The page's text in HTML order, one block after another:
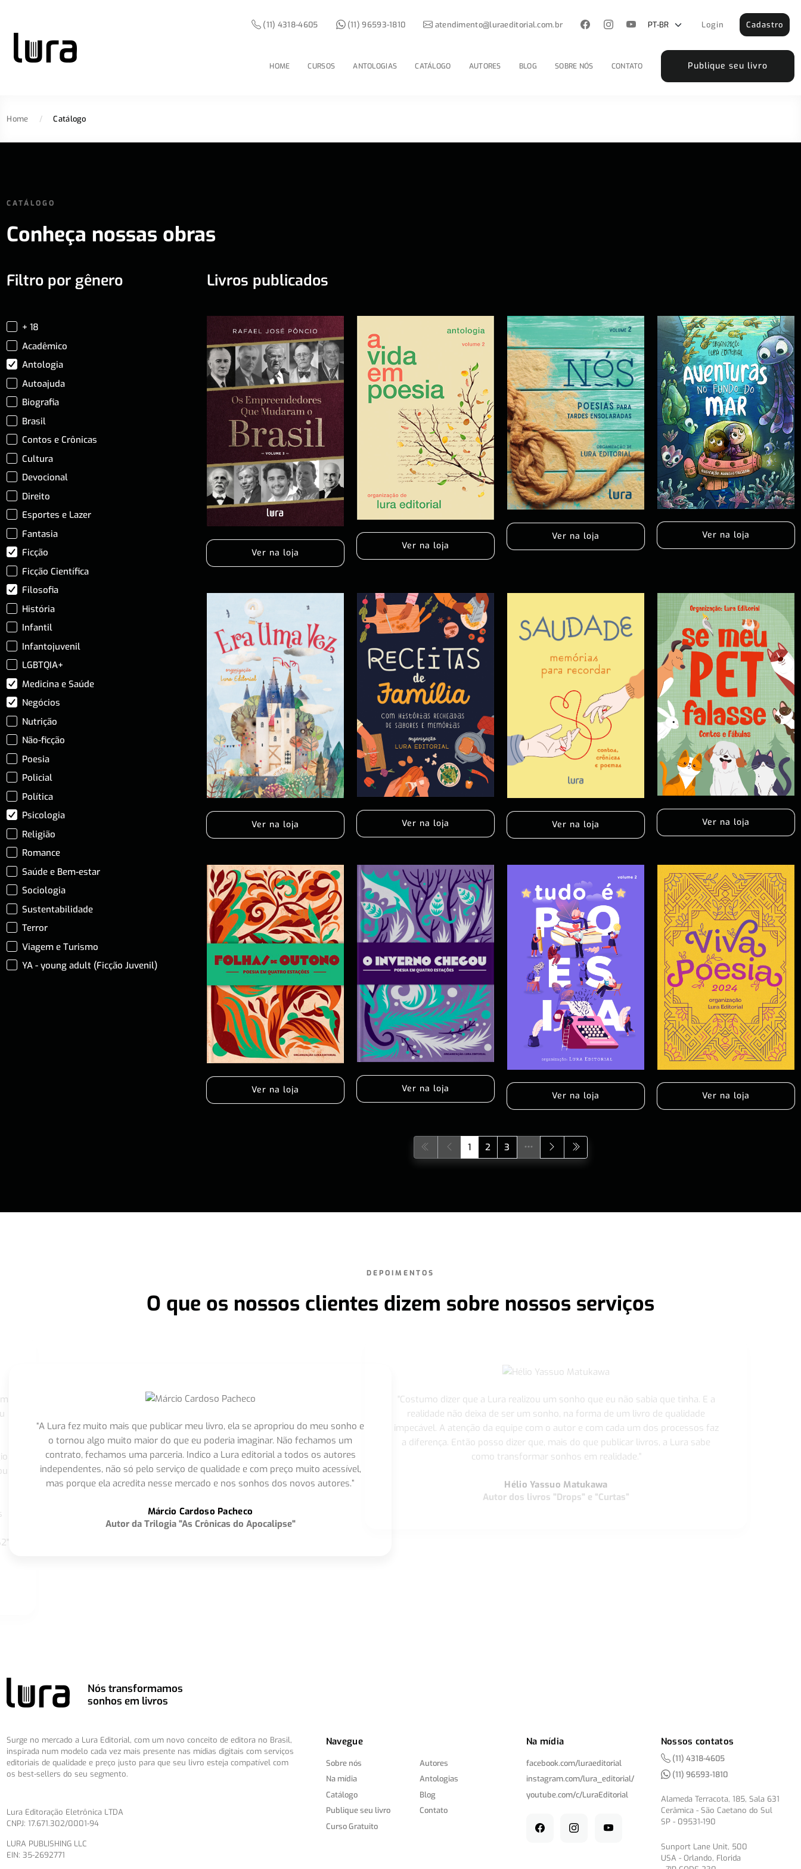
HOME CURSOS ANTOLOGIAS CATÁLOGO AUTORES BLOG SOBRE NÓS CONTATO Publique seu livro
(11) 4318-4605 (11) 96593-1810 atendimento@luraeditorial.com.br Login Cadastro
Home / Catálogo
CATÁLOGO
Conheça nossas obras
Filtro por gênero
+ 18
Acadêmico
Antologia
Autoajuda
Biografia
Brasil
Contos e Crônicas
Cultura
Devocional
Direito
Esportes e Lazer
Fantasia
Ficção
Ficção Científica
Filosofia
História
Infantil
Infantojuvenil
LGBTQIA+
Medicina e Saúde
Negócios
Nutrição
Não-ficção
Poesia
Policial
Política
Psicologia
Religião
Romance
Saúde e Bem-estar
Sociologia
Sustentabilidade
Terror
Viagem e Turismo
YA - young adult (Ficção Juvenil)
Livros publicados
Ver na loja
Ver na loja
Ver na loja Ver na loja
Ver na loja Ver na loja Ver na loja Ver na loja
Ver na loja Ver na loja
Ver na loja Ver na loja
1 2 3
DEPOIMENTOS
O que os nossos clientes dizem sobre nossos serviços
“A Lura fez muito mais que publicar meu livro, ela se apropriou do meu sonho e
o tornou algo muito maior do que eu poderia imaginar. Não fechamos um
contrato, fechamos uma parceria. Indico a Lura editorial a todos os autores
independentes, não só pelo serviço de qualidade e com preço muito acessível,
mas porque ela acredita nesse mercado e nos sonhos dos novos autores.”
Márcio Cardoso Pacheco
Autor da Trilogia "As Crônicas do Apocalipse"
"Costumo dizer que a Lura realizou um sonho que eu não sabia que tinha. E a
realidade não deixa de ser um sonho, na forma de um livro de qualidade
impecável. A atenção da equipe com o autor e com cada um dos processos faz
a diferença. Então posso dizer que, mais do que publicar livros, a Lura sabe
como transformar sonhos em realidade."
Hélio Yassuo Matukawa
Autor dos livros "Drops" e “Curtas”
Nós transformamos
sonhos em livros
Surge no mercado a Lura Editorial, com um novo conceito de editora no Brasil,
inspirada num modelo cada vez mais presente nas mídias digitais com serviços
editoriais de qualidade e preço justo para que seu livro esteja compatível com
os best-sellers do seu segmento.
Lura Editoração Eletrônica LTDA
CNPJ: 17.671.302/0001-94
LURA PUBLISHING LLC
EIN: 35-2692771
Navegue
Sobre nós
Na mídia
Catálogo
Publique seu livro
Curso Gratuito
Autores
Antologias
Blog
Contato
Na mídia
facebook.com/luraeditorial
instagram.com/lura_editorial/
youtube.com/c/LuraEditorial
Nossos contatos
(11) 4318-4605
(11) 96593-1810
Alameda Terracota, 185, Sala 631
Cerâmica - São Caetano do Sul
SP - 09531-190
Sunport Lane Unit, 500
USA - Orlando, Florida